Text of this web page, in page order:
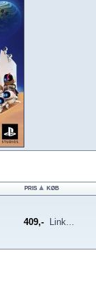
PRIS KØB
409,- Link...